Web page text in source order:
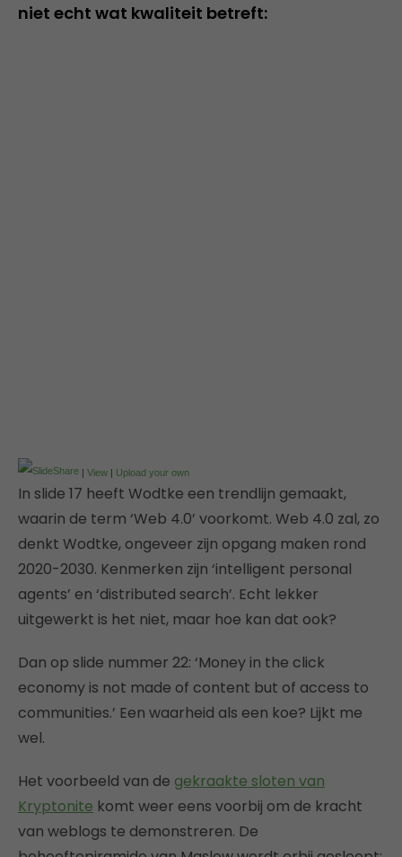
niet echt wat kwaliteit betreft:
| View | Upload your own
In slide 17 heeft Wodtke een trendlijn gemaakt,
waarin de term ‘Web 4.0’ voorkomt. Web 4.0 zal, zo
denkt Wodtke, ongeveer zijn opgang maken rond
2020-2030. Kenmerken zijn ‘intelligent personal
agents’ en ‘distributed search’. Echt lekker
uitgewerkt is het niet, maar hoe kan dat ook?
Dan op slide nummer 22: ‘Money in the click
economy is not made of content but of access to
communities.’ Een waarheid als een koe? Lijkt me
wel.
Het voorbeeld van de gekraakte sloten van
Kryptonite komt weer eens voorbij om de kracht
van weblogs te demonstreren. De